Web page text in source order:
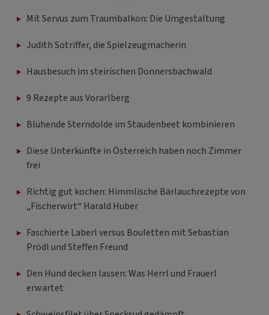
Mit Servus zum Traumbalkon: Die Umgestaltung
Judith Sotriffer, die Spielzeugmacherin
Hausbesuch im steirischen Donnersbachwald
9 Rezepte aus Vorarlberg
Blühende Sterndolde im Staudenbeet kombinieren
Diese Unterkünfte in Österreich haben noch Zimmer
frei
Richtig gut kochen: Himmlische Bärlauchrezepte von
„Fischerwirt“ Harald Huber
Faschierte Laberl versus Bouletten mit Sebastian
Prödl und Steffen Freund
Den Hund decken lassen: Was Herrl und Frauerl
erwartet